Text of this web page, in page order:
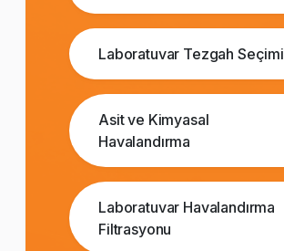
Laboratuvar Tezgah Seçimi
Asit ve Kimyasal
Havalandırma
Laboratuvar Havalandırma
Filtrasyonu